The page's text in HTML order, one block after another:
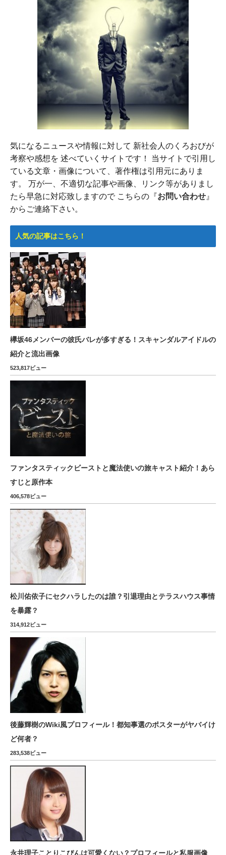
気になるニュースや情報に対して 新社会人のくろおびが
考察や感想を 述べていくサイトです！ 当サイトで引用し
ている文章・画像について、著作権は引用元にありま
す。 万が一、不適切な記事や画像、リンク等がありまし
たら早急に対応致しますので こちらの『お問い合わせ』
からご連絡下さい。
人気の記事はこちら！
欅坂46メンバーの彼氏バレが多すぎる！スキャンダルアイドルの
紹介と流出画像
523,817ビュー
ファンタスティックビーストと魔法使いの旅キャスト紹介！あら
すじと原作本
406,578ビュー
松川佑依子にセクハラしたのは誰？引退理由とテラスハウス事情
を暴露？
314,912ビュー
後藤輝樹のWiki風プロフィール！都知事選のポスターがヤバイけ
ど何者？
283,538ビュー
永井理子ことりこぴんは可愛くない？プロフィールと私服画像